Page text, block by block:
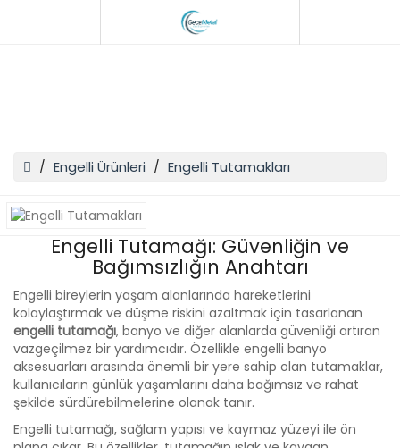
Engelli Ürünleri Engelli Tutamakları
Engelli Tutamağı: Güvenliğin ve
Bağımsızlığın Anahtarı
Engelli bireylerin yaşam alanlarında hareketlerini
kolaylaştırmak ve düşme riskini azaltmak için tasarlanan
engelli tutamağı, banyo ve diğer alanlarda güvenliği artıran
vazgeçilmez bir yardımcıdır. Özellikle engelli banyo
aksesuarları arasında önemli bir yere sahip olan tutamaklar,
kullanıcıların günlük yaşamlarını daha bağımsız ve rahat
şekilde sürdürebilmelerine olanak tanır.
Engelli tutamağı, sağlam yapısı ve kaymaz yüzeyi ile ön